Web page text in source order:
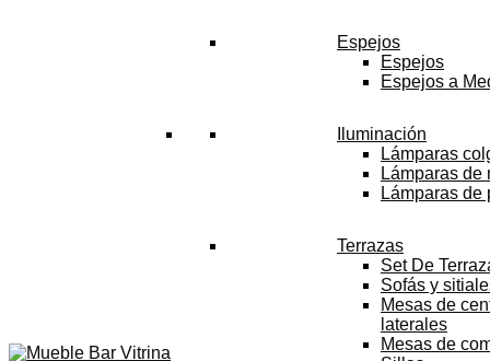
Espejos
Espejos
Espejos a
Iluminación
Lámparas
Lámparas de
Lámparas de
Terrazas
Set De
Sofás y
Mesas de
laterales
Mesas de